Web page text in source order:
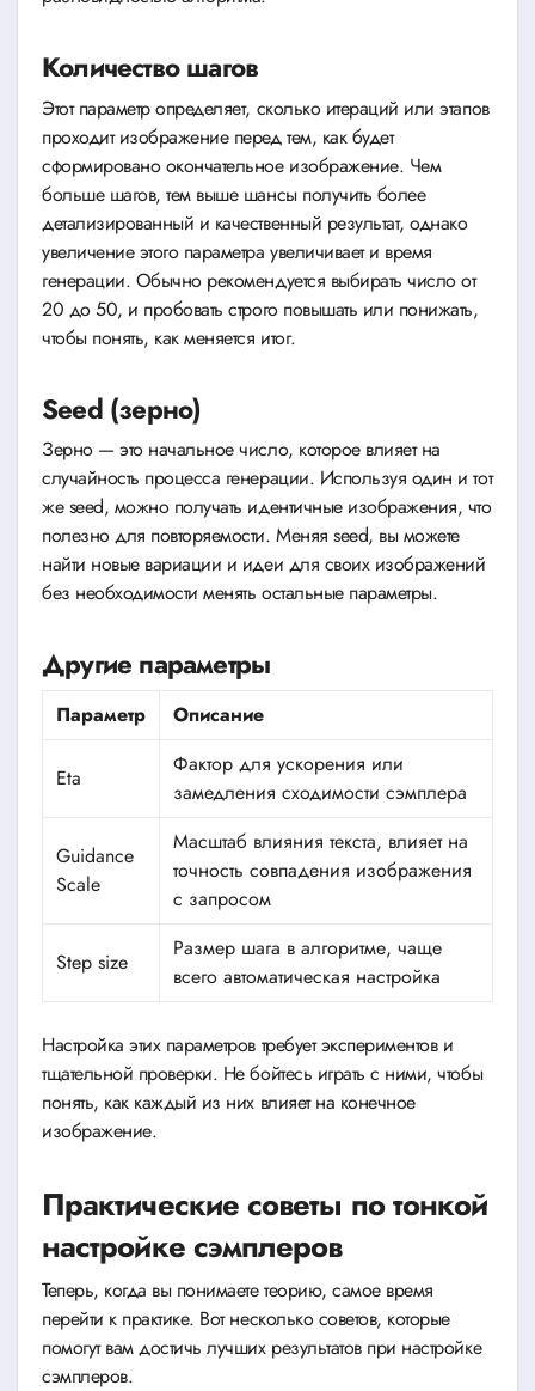
Количество шагов
Этот параметр определяет, сколько итераций или этапов
проходит изображение перед тем, как будет
сформировано окончательное изображение. Чем
больше шагов, тем выше шансы получить более
детализированный и качественный результат, однако
увеличение этого параметра увеличивает и время
генерации. Обычно рекомендуется выбирать число от
20 до 50, и пробовать строго повышать или понижать,
чтобы понять, как меняется итог.
Seed (зерно)
Зерно — это начальное число, которое влияет на
случайность процесса генерации. Используя один и тот
же seed, можно получать идентичные изображения, что
полезно для повторяемости. Меняя seed, вы можете
найти новые вариации и идеи для своих изображений
без необходимости менять остальные параметры.
Другие параметры
Параметр Описание
Eta
Фактор для ускорения или
замедления сходимости сэмплера
Guidance
Scale
Масштаб влияния текста, влияет на
точность совпадения изображения
с запросом
Step size
Размер шага в алгоритме, чаще
всего автоматическая настройка
Настройка этих параметров требует экспериментов и
тщательной проверки. Не бойтесь играть с ними, чтобы
понять, как каждый из них влияет на конечное
изображение.
Практические советы по тонкой
настройке сэмплеров
Теперь, когда вы понимаете теорию, самое время
перейти к практике. Вот несколько советов, которые
помогут вам достичь лучших результатов при настройке
сэмплеров.